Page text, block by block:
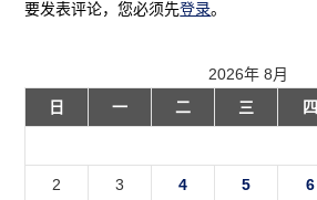
要发表评论，您必须先登录。
2026年 8月
日
一 二 三 四
2 3 4 5 6